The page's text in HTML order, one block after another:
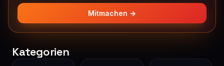
Mitmachen →
Kategorien